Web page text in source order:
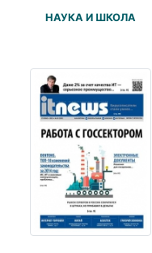
НАУКА И ШКОЛА